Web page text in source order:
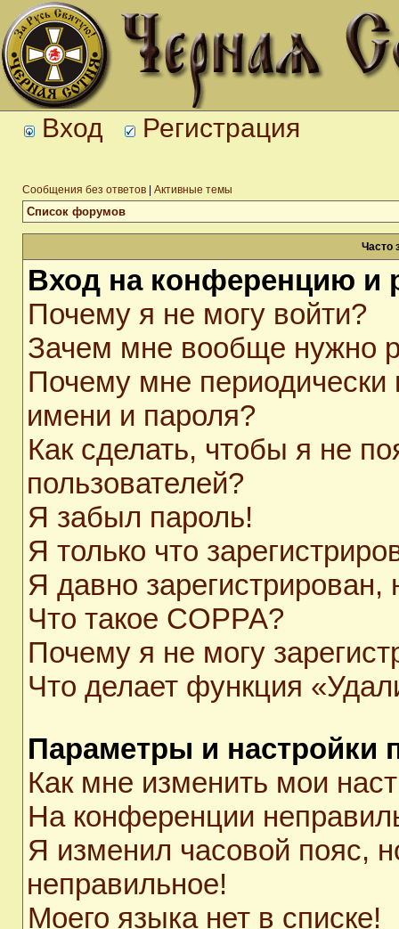
Вход Регистрация
Сообщения без ответов Активные темы
Список форумов
Часто
Вход на конференцию и
Почему я не могу войти?
Зачем мне вообще нужно
Почему мне периодически
имени и пароля?
Как сделать, чтобы я не
пользователей?
Я забыл пароль!
Я только что
Я давно
Что такое COPPA?
Почему я не могу
Что делает функция
Параметры и настройки
Как мне изменить мои
На конференции
Я изменил часовой пояс,
неправильное!
Моего языка нет в списке!